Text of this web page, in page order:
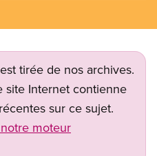
tirée de nos archives.
site Internet contienne
sur ce sujet.
moteur